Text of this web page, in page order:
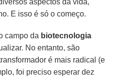
E isso é só o começo.
campo da biotecnologia
No entanto, são
é mais radical (e
foi preciso esperar dez